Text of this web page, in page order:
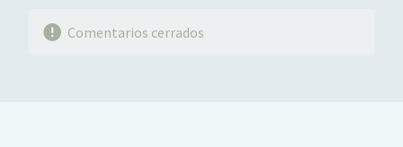
Comentarios cerrados